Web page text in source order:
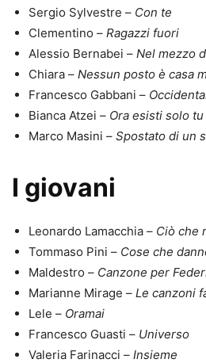
Sergio Sylvestre – Con te
Clementino – Ragazzi fuori
Alessio Bernabei – Nel mezzo
Chiara – Nessun posto è casa
Francesco Gabbani –
Bianca Atzei – Ora esisti solo tu
Marco Masini – Spostato di un
I giovani
Leonardo Lamacchia – Ciò che
Tommaso Pini – Cose che
Maldestro – Canzone per
Marianne Mirage – Le canzoni
Lele – Oramai
Francesco Guasti – Universo
Valeria Farinacci – Insieme